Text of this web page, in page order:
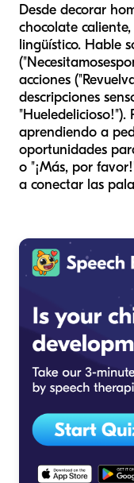
Desde decorar
chocolate
lingüístico. Hable
("Necesitamos
acciones
descripciones
"Hueledelicioso!").
aprendiendo a
oportunidades
o "¡Más, por
a conectar las